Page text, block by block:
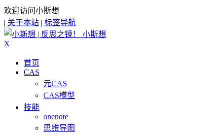
欢迎访问小斯想
| 关于本站 | 标签导航
小斯想
X
首页
CAS
元CAS
CAS模型
技能
onenote
思维导图